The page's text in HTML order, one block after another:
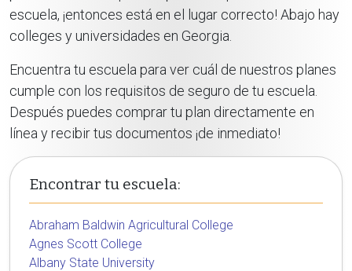
escuela, ¡entonces está en el lugar correcto! Abajo hay
colleges y universidades en Georgia.
Encuentra tu escuela para ver cuál de nuestros planes
cumple con los requisitos de seguro de tu escuela.
Después puedes comprar tu plan directamente en
línea y recibir tus documentos ¡de inmediato!
Encontrar tu escuela:
Abraham Baldwin Agricultural College
Agnes Scott College
Albany State University